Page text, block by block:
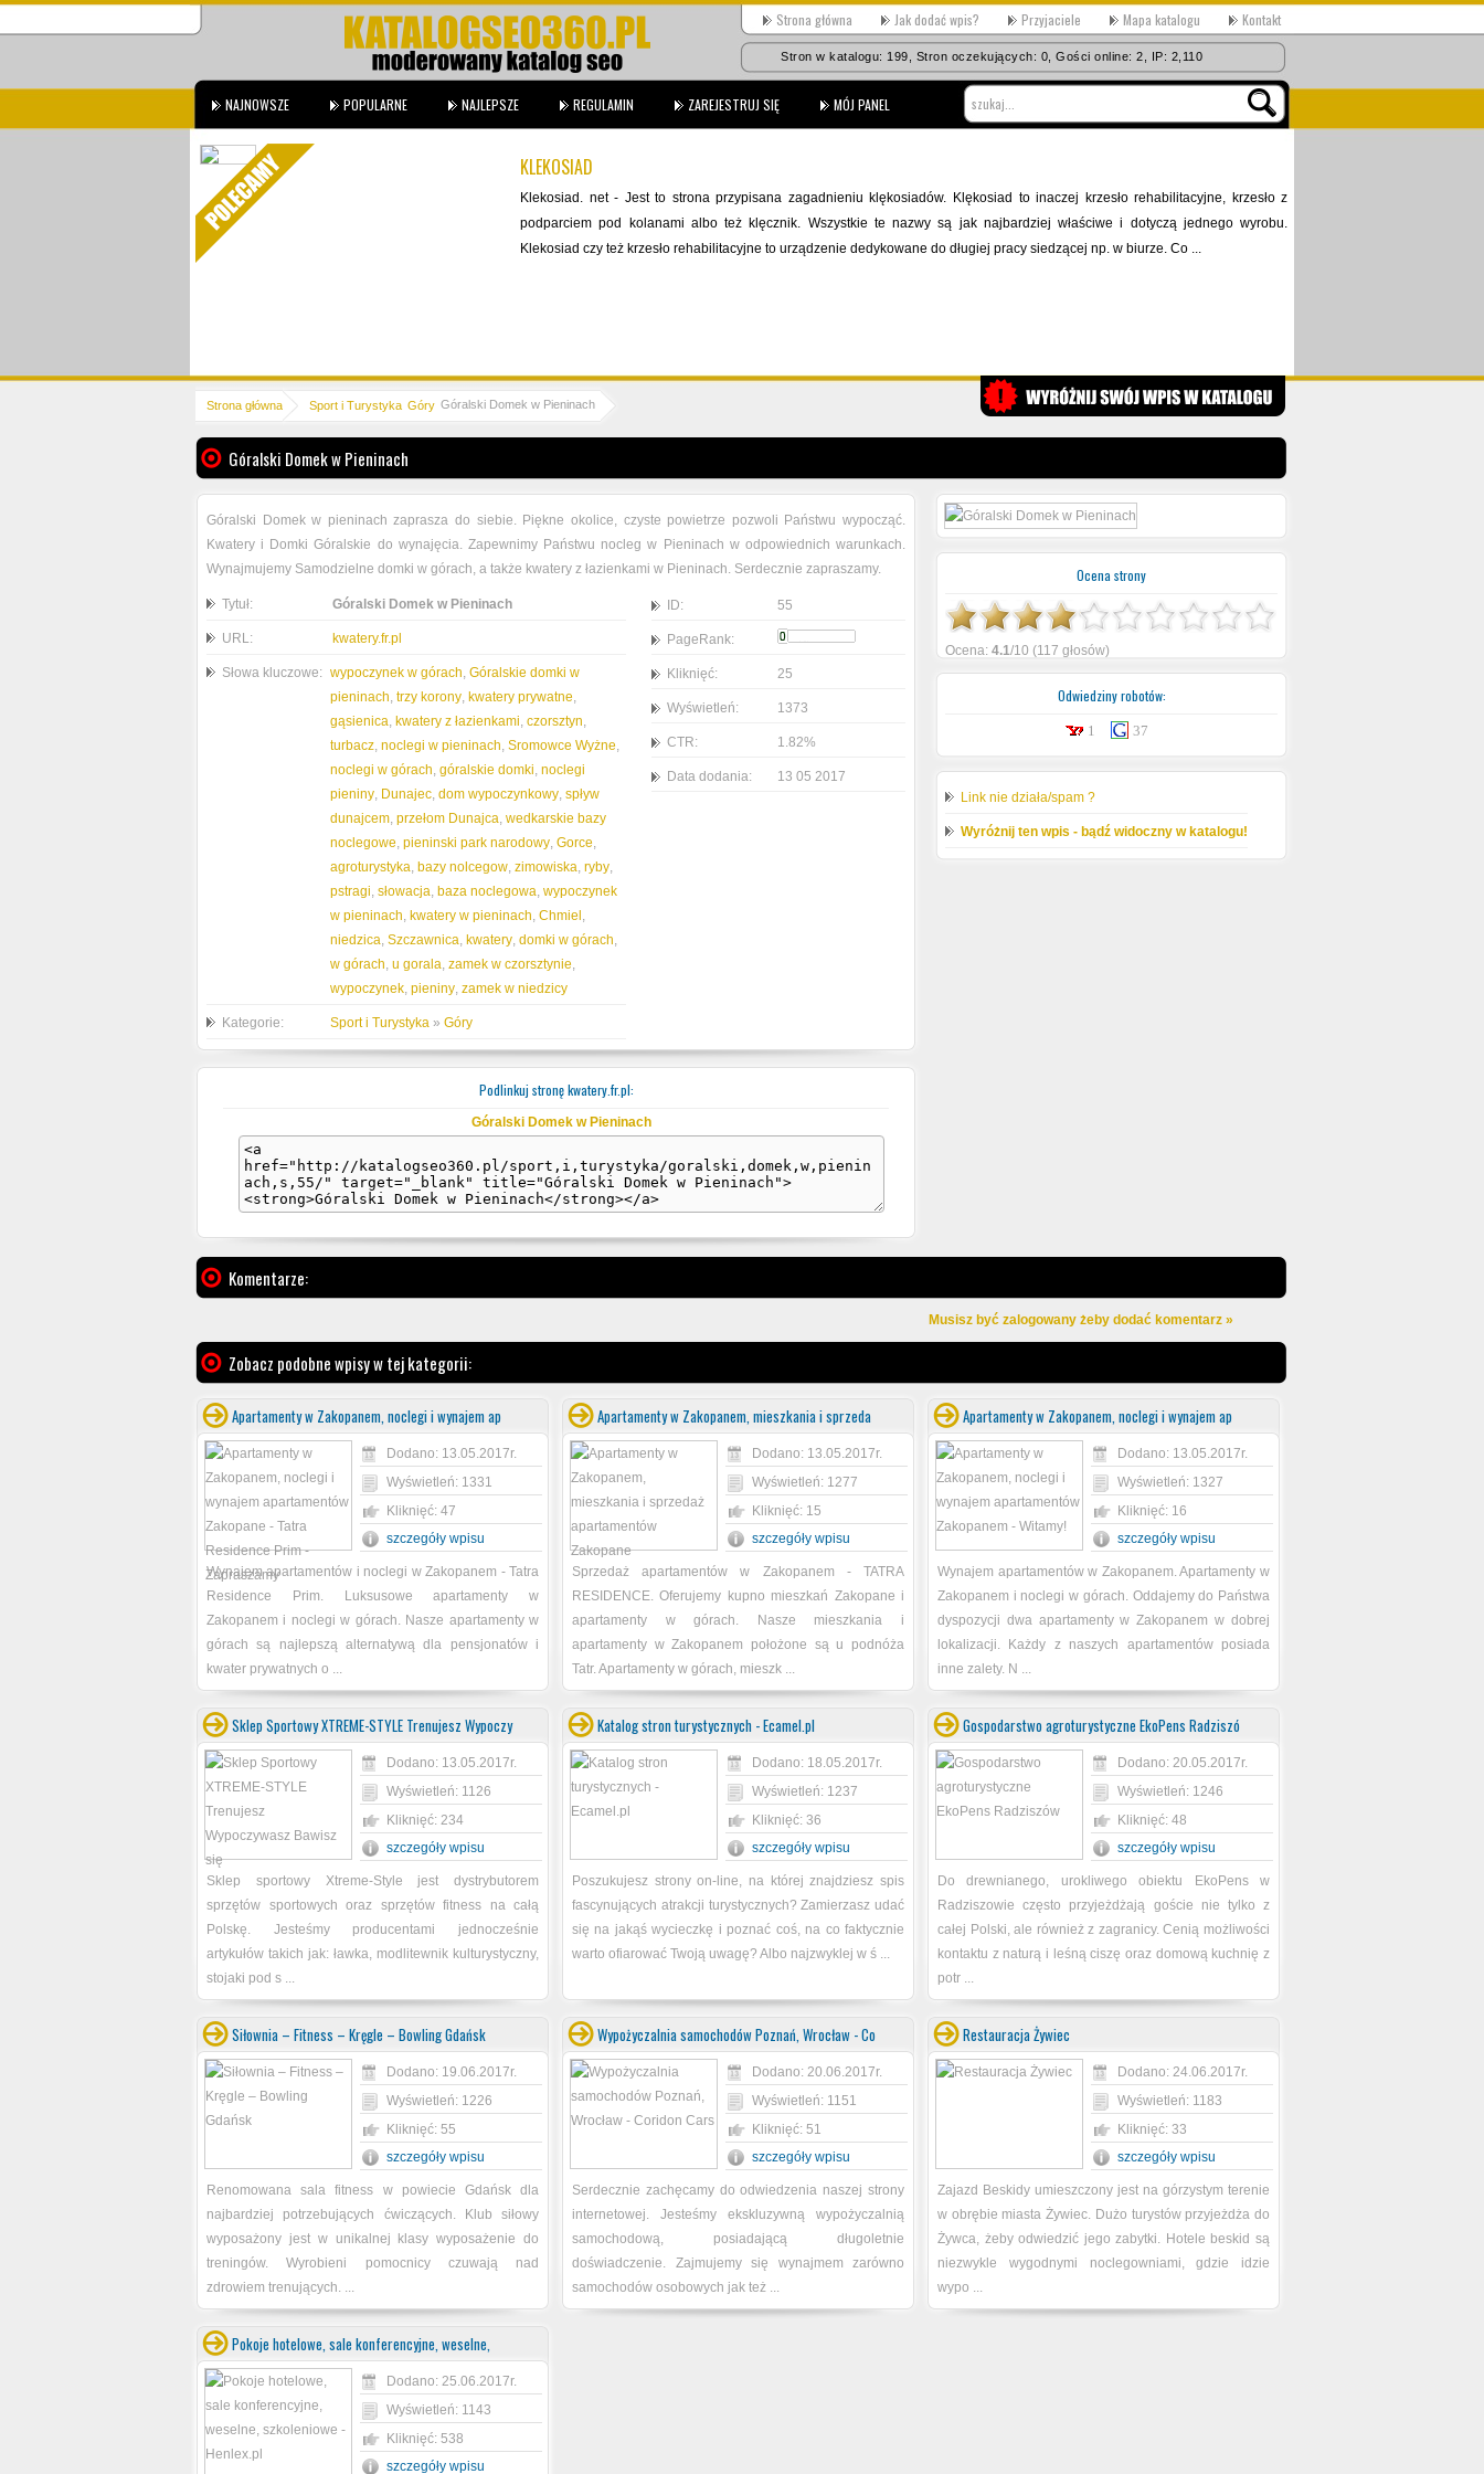
Strona główna Jak dodać wpis? Przyjaciele Mapa katalogu Kontakt
Stron w katalogu: 199, Stron oczekujących: 0, Gości online: 2, IP: 2,110
NAJNOWSZE POPULARNE NAJLEPSZE REGULAMIN ZAREJESTRUJ SIĘ MÓJ PANEL
KLEKOSIAD
Klekosiad. net - Jest to strona przypisana zagadnieniu klękosiadów. Klękosiad to inaczej krzesło rehabilitacyjne, krzesło z
podparciem pod kolanami albo też klęcznik. Wszystkie te nazwy są jak najbardziej właściwe i dotyczą jednego wyrobu.
Klekosiad czy też krzesło rehabilitacyjne to urządzenie dedykowane do długiej pracy siedzącej np. w biurze. Co ...
Strona główna Sport i Turystyka Góry Góralski Domek w Pieninach
Góralski Domek w Pieninach
Góralski Domek w pieninach zaprasza do siebie. Piękne okolice, czyste powietrze pozwoli Państwu wypocząć.
Kwatery i Domki Góralskie do wynajęcia. Zapewnimy Państwu nocleg w Pieninach w odpowiednich warunkach.
Wynajmujemy Samodzielne domki w górach, a także kwatery z łazienkami w Pieninach. Serdecznie zapraszamy.
Tytuł: Góralski Domek w Pieninach
URL: kwatery.fr.pl
Słowa kluczowe: wypoczynek w górach, Góralskie domki w
pieninach, trzy korony, kwatery prywatne,
gąsienica, kwatery z łazienkami, czorsztyn,
turbacz, noclegi w pieninach, Sromowce Wyżne,
noclegi w górach, góralskie domki, noclegi
pieniny, Dunajec, dom wypoczynkowy, spływ
dunajcem, przełom Dunajca, wedkarskie bazy
noclegowe, pieninski park narodowy, Gorce,
agroturystyka, bazy nolcegow, zimowiska, ryby,
pstragi, słowacja, baza noclegowa, wypoczynek
w pieninach, kwatery w pieninach, Chmiel ,
niedzica, Szczawnica, kwatery, domki w górach,
w górach, u gorala, zamek w czorsztynie,
wypoczynek, pieniny, zamek w niedzicy
Kategorie: Sport i Turystyka » Góry
ID: 55
PageRank:
Kliknięć: 25
Wyświetleń: 1373
CTR: 1.82%
Data dodania: 13 05 2017
Podlinkuj stronę kwatery.fr.pl:
Góralski Domek w Pieninach
Ocena strony
Ocena: 4.1/10 (117 głosów)
Odwiedziny robotów:
1 37
Link nie działa/spam ?
Wyróżnij ten wpis - bądź widoczny w katalogu!
Komentarze:
Musisz być zalogowany żeby dodać komentarz »
Zobacz podobne wpisy w tej kategorii:
Apartamenty w Zakopanem, noclegi i wynajem ap
Dodano: 13.05.2017r.
Wyświetleń: 1331
Kliknięć: 47
szczegóły wpisu
Wynajem apartamentów i noclegi w Zakopanem - Tatra
Residence Prim. Luksusowe apartamenty w
Zakopanem i noclegi w górach. Nasze apartamenty w
górach są najlepszą alternatywą dla pensjonatów i
kwater prywatnych o ...
Apartamenty w Zakopanem, mieszkania i sprzeda
Dodano: 13.05.2017r.
Wyświetleń: 1277
Kliknięć: 15
szczegóły wpisu
Sprzedaż apartamentów w Zakopanem - TATRA
RESIDENCE. Oferujemy kupno mieszkań Zakopane i
apartamenty w górach. Nasze mieszkania i
apartamenty w Zakopanem położone są u podnóża
Tatr. Apartamenty w górach, mieszk ...
Apartamenty w Zakopanem, noclegi i wynajem ap
Dodano: 13.05.2017r.
Wyświetleń: 1327
Kliknięć: 16
szczegóły wpisu
Wynajem apartamentów w Zakopanem. Apartamenty w
Zakopanem i noclegi w górach. Oddajemy do Państwa
dyspozycji dwa apartamenty w Zakopanem w dobrej
lokalizacji. Każdy z naszych apartamentów posiada
inne zalety. N ...
Sklep Sportowy XTREME-STYLE Trenujesz Wypoczy
Dodano: 13.05.2017r.
Wyświetleń: 1126
Kliknięć: 234
szczegóły wpisu
Sklep sportowy Xtreme-Style jest dystrybutorem
sprzętów sportowych oraz sprzętów fitness na całą
Polskę. Jesteśmy producentami jednocześnie
artykułów takich jak: ławka, modlitewnik kulturystyczny,
stojaki pod s ...
Katalog stron turystycznych - Ecamel.pl
Dodano: 18.05.2017r.
Wyświetleń: 1237
Kliknięć: 36
szczegóły wpisu
Poszukujesz strony on-line, na której znajdziesz spis
fascynujących atrakcji turystycznych? Zamierzasz udać
się na jakąś wycieczkę i poznać coś, na co faktycznie
warto ofiarować Twoją uwagę? Albo najzwyklej w ś ...
Gospodarstwo agroturystyczne EkoPens Radziszó
Dodano: 20.05.2017r.
Wyświetleń: 1246
Kliknięć: 48
szczegóły wpisu
Do drewnianego, urokliwego obiektu EkoPens w
Radziszowie często przyjeżdżają goście nie tylko z
całej Polski, ale również z zagranicy. Cenią możliwości
kontaktu z naturą i leśną ciszę oraz domową kuchnię z
potr ...
Siłownia – Fitness – Kręgle – Bowling Gdańsk
Dodano: 19.06.2017r.
Wyświetleń: 1226
Kliknięć: 55
szczegóły wpisu
Renomowana sala fitness w powiecie Gdańsk dla
najbardziej potrzebujących ćwiczących. Klub siłowy
wyposażony jest w unikalnej klasy wyposażenie do
treningów. Wyrobieni pomocnicy czuwają nad
zdrowiem trenujących. ...
Wypożyczalnia samochodów Poznań, Wrocław - Co
Dodano: 20.06.2017r.
Wyświetleń: 1151
Kliknięć: 51
szczegóły wpisu
Serdecznie zachęcamy do odwiedzenia naszej strony
internetowej. Jesteśmy ekskluzywną wypożyczalnią
samochodową, posiadającą długoletnie
doświadczenie. Zajmujemy się wynajmem zarówno
samochodów osobowych jak też ...
Restauracja Żywiec
Dodano: 24.06.2017r.
Wyświetleń: 1183
Kliknięć: 33
szczegóły wpisu
Zajazd Beskidy umieszczony jest na górzystym terenie
w obrębie miasta Żywiec. Dużo turystów przyjeżdża do
Żywca, żeby odwiedzić jego zabytki. Hotele beskid są
niezwykle wygodnymi noclegowniami, gdzie idzie
wypo ...
Pokoje hotelowe, sale konferencyjne, weselne,
Dodano: 25.06.2017r.
Wyświetleń: 1143
Kliknięć: 538
szczegóły wpisu